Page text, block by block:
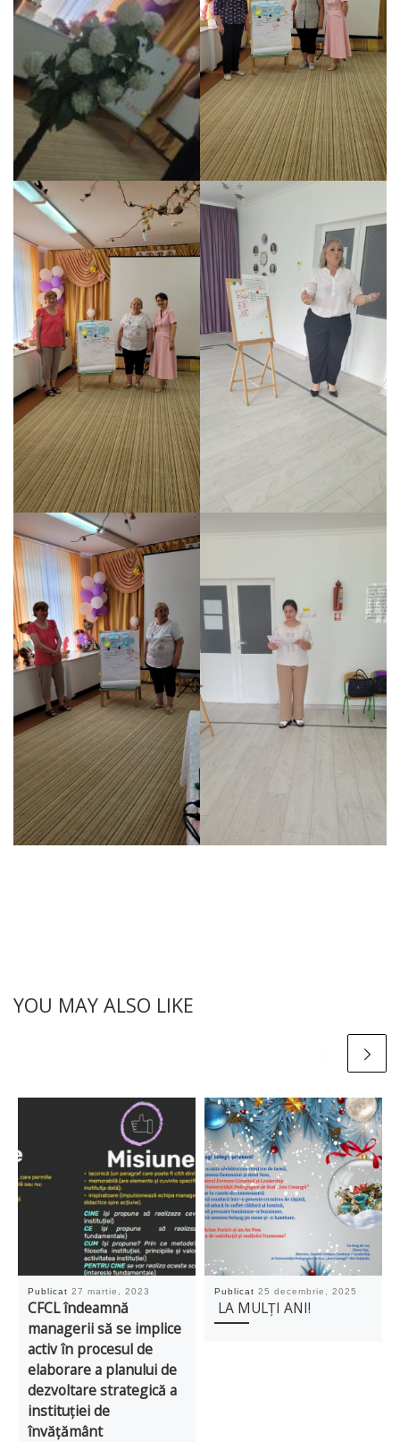
YOU MAY ALSO LIKE
Publicat27 martie, 2023
CFCL îndeamnă
managerii să se implice
activ în procesul de
elaborare a planului de
dezvoltare strategică a
instituției de
învățământ
Publicat25 decembrie, 2025
LA MULȚI ANI!